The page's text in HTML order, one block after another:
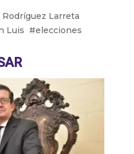
que el consumo se
De la lesión de Cavani
Rodríguez Larreta
Luis elecciones